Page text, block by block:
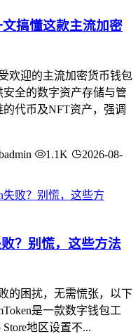
搞懂这款主流加密
欢迎的主流加密货币钱包
全的数字资产存储与管
代币及NFT资产，强调
1.1K
2026-08-
？别慌，这些方法
的困扰，无需慌张，以下
是一款数字钱包工
地区设置不...